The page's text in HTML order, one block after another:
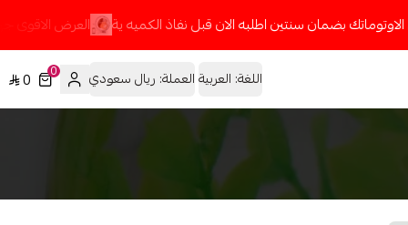
بضمان سنتين اطلبه الان قبل نفاذ الكميه ية العرض الاقوى جهاز
اللغة: العربيةالعملة: ريال سعودي 0
0